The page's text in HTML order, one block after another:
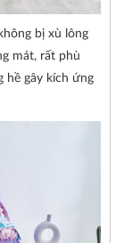
bị xù lông
mát, rất phù
hề gây kích ứng